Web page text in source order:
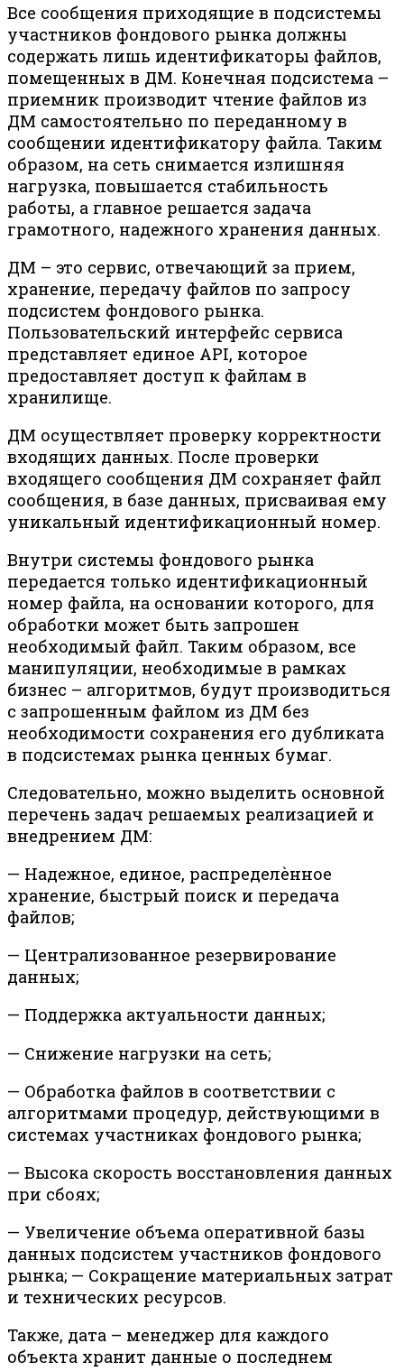
Все сообщения приходящие в подсистемы
участников фондового рынка должны
содержать лишь идентификаторы файлов,
помещенных в ДМ. Конечная подсистема –
приемник производит чтение файлов из
ДМ самостоятельно по переданному в
сообщении идентификатору файла. Таким
образом, на сеть снимается излишняя
нагрузка, повышается стабильность
работы, а главное решается задача
грамотного, надежного хранения данных.
ДМ – это сервис, отвечающий за прием,
хранение, передачу файлов по запросу
подсистем фондового рынка.
Пользовательский интерфейс сервиса
представляет единое API, которое
предоставляет доступ к файлам в
хранилище.
ДМ осуществляет проверку корректности
входящих данных. После проверки
входящего сообщения ДМ сохраняет файл
сообщения, в базе данных, присваивая ему
уникальный идентификационный номер.
Внутри системы фондового рынка
передается только идентификационный
номер файла, на основании которого, для
обработки может быть запрошен
необходимый файл. Таким образом, все
манипуляции, необходимые в рамках
бизнес – алгоритмов, будут производиться
с запрошенным файлом из ДМ без
необходимости сохранения его дубликата
в подсистемах рынка ценных бумаг.
Следовательно, можно выделить основной
перечень задач решаемых реализацией и
внедрением ДМ:
— Надежное, единое, распределѐнное
хранение, быстрый поиск и передача
файлов;
— Централизованное резервирование
данных;
— Поддержка актуальности данных;
— Снижение нагрузки на сеть;
— Обработка файлов в соответствии с
алгоритмами процедур, действующими в
системах участниках фондового рынка;
— Высока скорость восстановления данных
при сбоях;
— Увеличение объема оперативной базы
данных подсистем участников фондового
рынка; — Сокращение материальных затрат
и технических ресурсов.
Также, дата – менеджер для каждого
объекта хранит данные о последнем